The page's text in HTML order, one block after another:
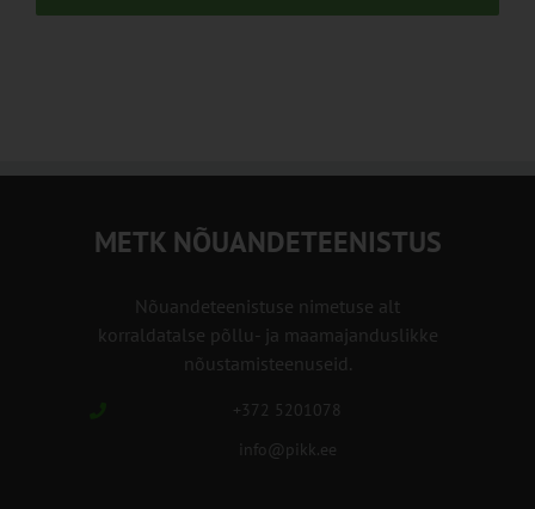
METK NÕUANDETEENISTUS
Nõuandeteenistuse nimetuse alt
korraldatalse põllu- ja maamajanduslikke
nõustamisteenuseid.
+372 5201078
info@pikk.ee